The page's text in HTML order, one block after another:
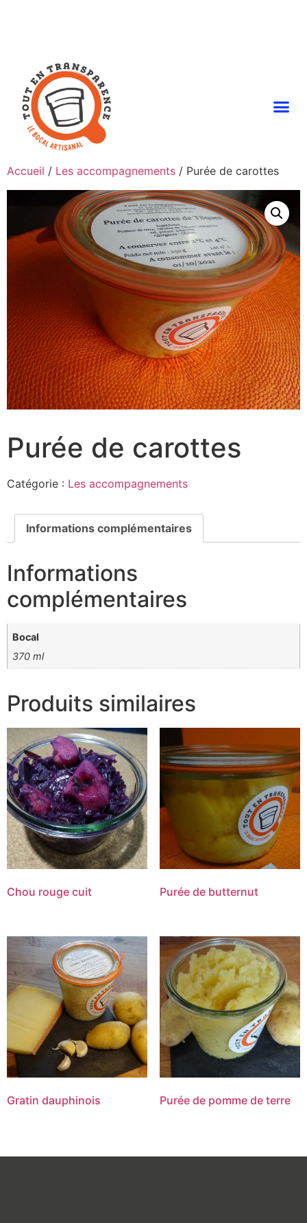
Accueil / Les accompagnements / Purée de carottes
Purée de carottes
Catégorie : Les accompagnements
Informations complémentaires
Informations
complémentaires
Bocal
370 ml
Produits similaires
Chou rouge cuit Purée de butternut
Gratin dauphinois Purée de pomme de terre